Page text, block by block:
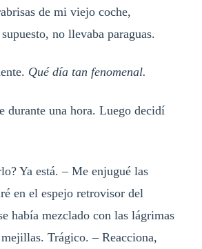
de mi viejo coche,
no llevaba paraguas.
Qué día tan fenomenal.
durante una hora. Luego decidí
Ya está. – Me enjugué las
en el espejo retrovisor del
había mezclado con las lágrimas
Trágico. – Reacciona,